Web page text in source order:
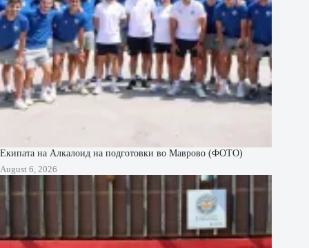
Екипата на Алкалоид на подготовки во Маврово (ФОТО)
August 6, 2026